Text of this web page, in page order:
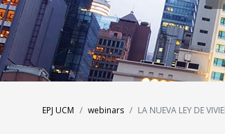
EPJ UCM webinars LA NUEVA LEY DE